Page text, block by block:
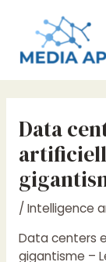
content
Data
/ Intelligence
Data centers
gigantisme –
navigation